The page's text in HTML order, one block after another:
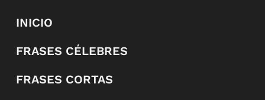
INICIO
FRASES CÉLEBRES
FRASES CORTAS